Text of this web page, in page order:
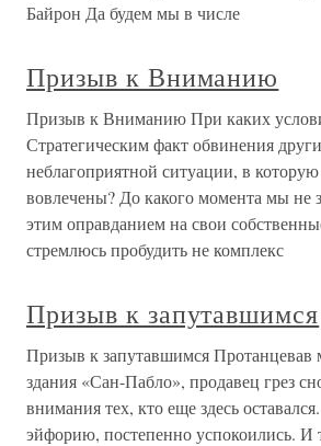
Байрон Да будем мы в числе
Призыв к Вниманию
Призыв к Вниманию При каких
Стратегическим факт обвинения
неблагоприятной ситуации, в
вовлечены? До какого момента мы не
этим оправданием на свои
стремлюсь пробудить не комплекс
Призыв к запутавшимся
Призыв к запутавшимся Протанцевав
здания «Сан-Пабло», продавец грез
внимания тех, кто еще здесь
эйфорию, постепенно успокоились. И